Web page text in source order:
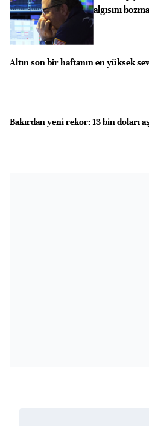
algısını
Altın son bir haftanın en yüksek
Bakırdan yeni rekor: 13 bin doları